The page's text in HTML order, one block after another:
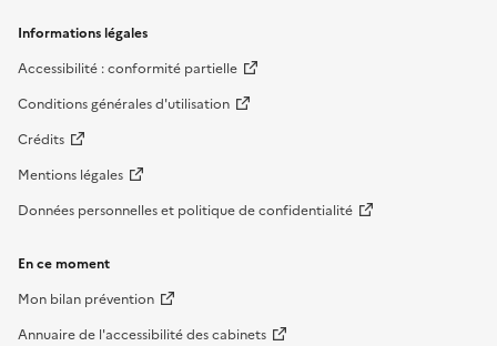
Informations légales
Accessibilité : conformité partielle
Conditions générales d'utilisation
Crédits
Mentions légales
Données personnelles et politique de confidentialité
En ce moment
Mon bilan prévention
Annuaire de l'accessibilité des cabinets